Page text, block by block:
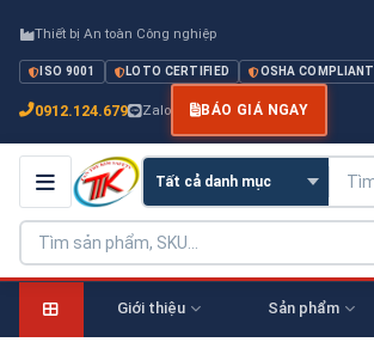
Thiết bị An toàn Công nghiệp
ISO 9001 LOTO CERTIFIED OSHA COMPLIANT
0912.124.679 Zalo BÁO GIÁ NGAY
Giới thiệu Sản phẩm